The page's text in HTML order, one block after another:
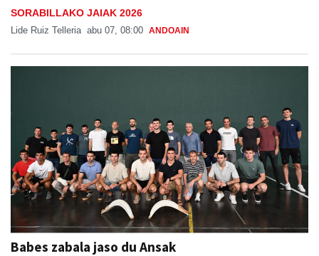
SORABILLAKO JAIAK 2026
Lide Ruiz Telleria abu 07, 08:00 ANDOAIN
Babes zabala jaso du Ansak